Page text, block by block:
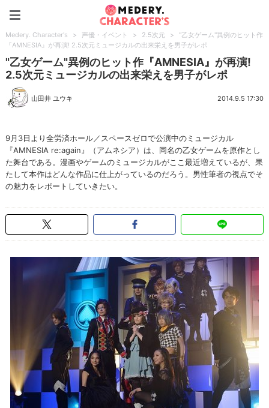
Medery. Character's > 声優・イベント > 2.5次元 >
"乙女ゲーム"異例のヒット作
『AMNESIA』が再演! 2.5次元ミュージカルの出来栄えを男子がレポ
"乙女ゲーム"異例のヒット作『AMNESIA』が再演!
2.5次元ミュージカルの出来栄えを男子がレポ
山田井 ユウキ 2014.9.5 17:30
9月3日より全労済ホール／スペースゼロで公演中のミュージカル
『AMNESIA re:again』（アムネシア）は、同名の乙女ゲームを原作とし
た舞台である。漫画やゲームのミュージカルがここ最近増えているが、果
たして本作はどんな作品に仕上がっているのだろう。男性筆者の視点でそ
の魅力をレポートしていきたい。